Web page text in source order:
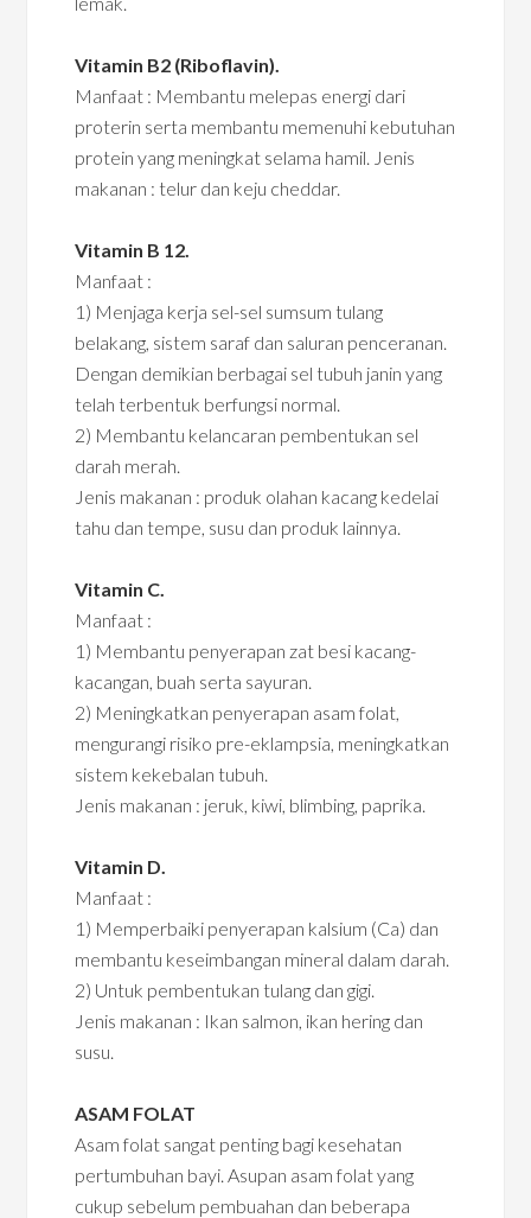
Vitamin B2 (Riboflavin).
Manfaat : Membantu melepas energi dari
proterin serta membantu memenuhi kebutuhan
protein yang meningkat selama hamil. Jenis
makanan : telur dan keju cheddar.
Vitamin B 12.
Manfaat :
1) Menjaga kerja sel-sel sumsum tulang
belakang, sistem saraf dan saluran penceranan.
Dengan demikian berbagai sel tubuh janin yang
telah terbentuk berfungsi normal.
2) Membantu kelancaran pembentukan sel
darah merah.
Jenis makanan : produk olahan kacang kedelai
tahu dan tempe, susu dan produk lainnya.
Vitamin C.
Manfaat :
1) Membantu penyerapan zat besi kacang-
kacangan, buah serta sayuran.
2) Meningkatkan penyerapan asam folat,
mengurangi risiko pre-eklampsia, meningkatkan
sistem kekebalan tubuh.
Jenis makanan : jeruk, kiwi, blimbing, paprika.
Vitamin D.
Manfaat :
1) Memperbaiki penyerapan kalsium (Ca) dan
membantu keseimbangan mineral dalam darah.
2) Untuk pembentukan tulang dan gigi.
Jenis makanan : Ikan salmon, ikan hering dan
susu.
ASAM FOLAT
Asam folat sangat penting bagi kesehatan
pertumbuhan bayi. Asupan asam folat yang
cukup sebelum pembuahan dan beberapa